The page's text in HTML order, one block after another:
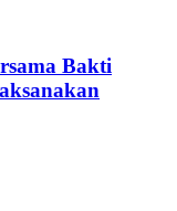
Bakti